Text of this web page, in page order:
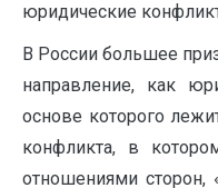
юридические
В России большее
направление, как
основе которого
конфликта, в
отношениями сторон,